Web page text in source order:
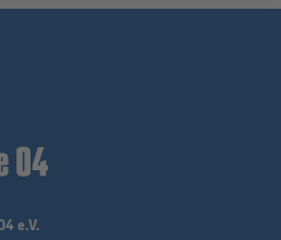
e.V.